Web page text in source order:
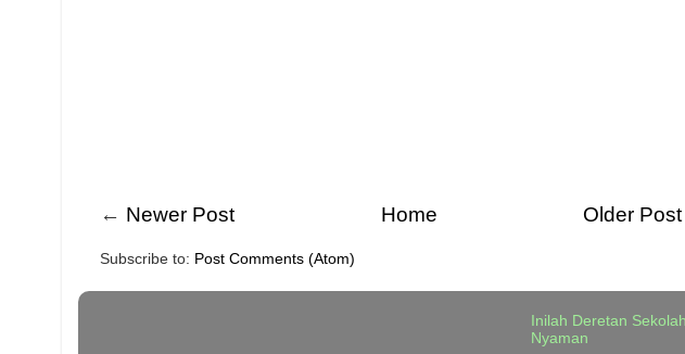
← Newer Post Older Post
Home
Subscribe to: Post Comments (Atom)
Inilah Deretan
Nyaman